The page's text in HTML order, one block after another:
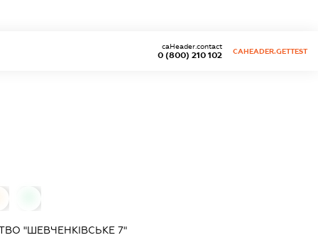
0 (800) 210 102
caHeader.contact
CAHEADER.GETTEST
"ШЕВЧЕНКІВСЬКЕ 7"